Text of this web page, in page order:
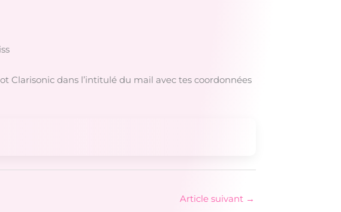
Clarisonic dans l’intitulé du mail avec tes coordonnées
Article suivant →